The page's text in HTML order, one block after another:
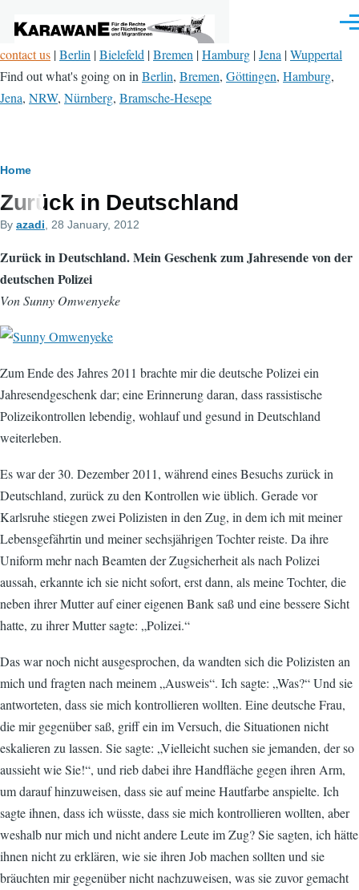
contact us |Berlin |Bielefeld |Bremen |Hamburg |Jena |Wuppertal
Find out what's going on in Berlin, Bremen, Göttingen, Hamburg,
Jena, NRW, Nürnberg, Bramsche-Hesepe
Breadcrumb
Home
Zurück in Deutschland
By azadi , 28 January, 2012
Zurück in Deutschland. Mein Geschenk zum Jahresende von der
deutschen Polizei
Von Sunny Omwenyeke
Zum Ende des Jahres 2011 brachte mir die deutsche Polizei ein
Jahresendgeschenk dar; eine Erinnerung daran, dass rassistische
Polizeikontrollen lebendig, wohlauf und gesund in Deutschland
weiterleben.
Es war der 30. Dezember 2011, während eines Besuchs zurück in
Deutschland, zurück zu den Kontrollen wie üblich. Gerade vor
Karlsruhe stiegen zwei Polizisten in den Zug, in dem ich mit meiner
Lebensgefährtin und meiner sechsjährigen Tochter reiste. Da ihre
Uniform mehr nach Beamten der Zugsicherheit als nach Polizei
aussah, erkannte ich sie nicht sofort, erst dann, als meine Tochter, die
neben ihrer Mutter auf einer eigenen Bank saß und eine bessere Sicht
hatte, zu ihrer Mutter sagte: „Polizei.“
Das war noch nicht ausgesprochen, da wandten sich die Polizisten an
mich und fragten nach meinem „Ausweis“. Ich sagte: „Was?“ Und sie
antworteten, dass sie mich kontrollieren wollten. Eine deutsche Frau,
die mir gegenüber saß, griff ein im Versuch, die Situationen nicht
eskalieren zu lassen. Sie sagte: „Vielleicht suchen sie jemanden, der so
aussieht wie Sie!“, und rieb dabei ihre Handfläche gegen ihren Arm,
um darauf hinzuweisen, dass sie auf meine Hautfarbe anspielte. Ich
sagte ihnen, dass ich wüsste, dass sie mich kontrollieren wollten, aber
weshalb nur mich und nicht andere Leute im Zug? Sie sagten, ich hätte
ihnen nicht zu erklären, wie sie ihren Job machen sollten und sie
bräuchten mir gegenüber nicht nachzuweisen, was sie zuvor gemacht